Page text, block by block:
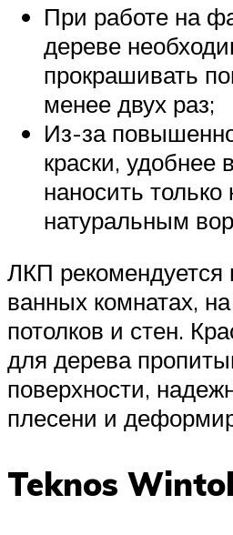
При работе на
дереве
прокрашивать
менее двух раз;
Из-за
краски, удобнее
наносить только
натуральным
ЛКП рекомендуется
ванных комнатах,
потолков и стен.
для дерева
поверхности,
плесени и
Teknos Wintol